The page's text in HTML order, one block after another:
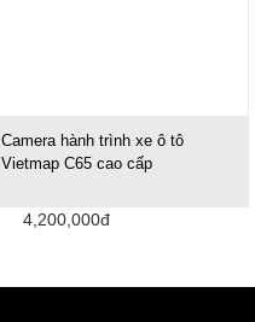
Camera hành trình xe ô tô
Vietmap C65 cao cấp
4,200,000đ